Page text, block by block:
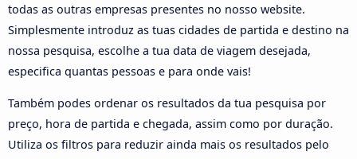
todas as outras empresas presentes no nosso website.
Simplesmente introduz as tuas cidades de partida e destino na
nossa pesquisa, escolhe a tua data de viagem desejada,
especifica quantas pessoas e para onde vais!
Também podes ordenar os resultados da tua pesquisa por
preço, hora de partida e chegada, assim como por duração.
Utiliza os filtros para reduzir ainda mais os resultados pelo